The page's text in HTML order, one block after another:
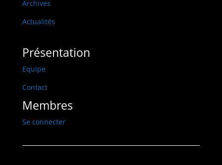
Archives
Actualités
Présentation
Equipe
Contact
Membres
Se connecter